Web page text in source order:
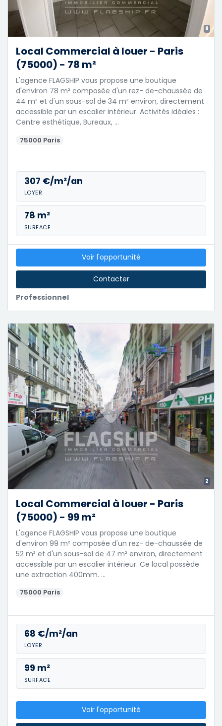
8
Local Commercial à louer - Paris
(75000) - 78 m²
L'agence FLAGSHIP vous propose une boutique
d'environ 78 m² composée d'un rez- de-chaussée de
44 m² et d'un sous-sol de 34 m² environ, directement
accessible par un escalier intérieur. Activités idéales :
Centre esthétique, Bureaux, …
75000 Paris
307 €/m²/an
LOYER
78 m²
SURFACE
Professionnel
Voir l'opportunité
Contacter
2
Local Commercial à louer - Paris
(75000) - 99 m²
L'agence FLAGSHIP vous propose une boutique
d'environ 99 m² composée d'un rez- de-chaussée de
52 m² et d'un sous-sol de 47 m² environ, directement
accessible par un escalier intérieur. Ce local possède
une extraction 400mm. …
75000 Paris
68 €/m²/an
LOYER
99 m²
SURFACE
Voir l'opportunité